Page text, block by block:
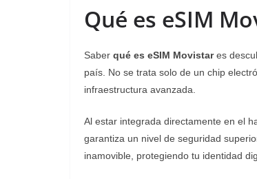
Qué es eSIM
Saber qué es eSIM Movistares
país. No se trata solo de un chip
infraestructura avanzada.
Al estar integrada directamente en el
garantiza un nivel de seguridad
inamovible, protegiendo tu identidad